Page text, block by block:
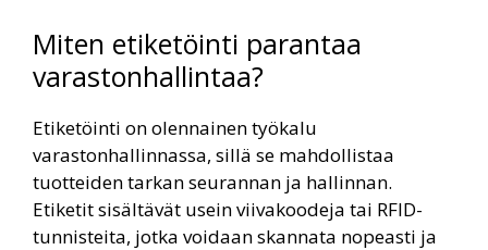
Miten etiketöinti parantaa
varastonhallintaa?
Etiketöinti on olennainen työkalu
varastonhallinnassa, sillä se mahdollistaa
tuotteiden tarkan seurannan ja hallinnan.
Etiketit sisältävät usein viivakoodeja tai RFID-
tunnisteita, jotka voidaan skannata nopeasti ja